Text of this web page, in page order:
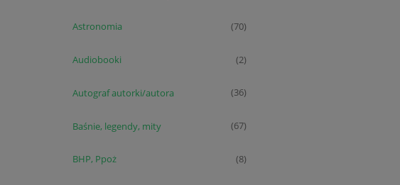
Astronomia (70)
Audiobooki (2)
Autograf autorki/autora (36)
Baśnie, legendy, mity (67)
BHP, Ppoż (8)